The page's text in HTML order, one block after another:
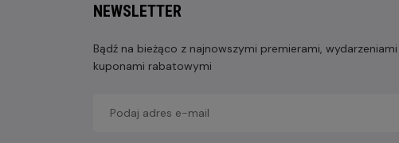
NEWSLETTER
Bądź na bieżąco z najnowszymi premierami,
kuponami rabatowymi